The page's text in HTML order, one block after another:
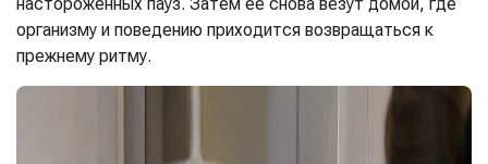
настороженных пауз. Затем ее снова везут домой, где
организму и поведению приходится возвращаться к
прежнему ритму.